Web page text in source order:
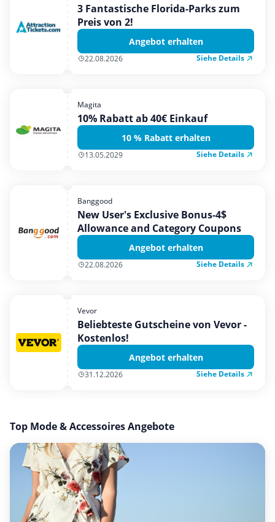
3 Fantastische Florida-Parks zum
Preis von 2!
Angebot erhalten
22.08.2026 Siehe Details
Magita
10% Rabatt ab 40€ Einkauf
10 % Rabatt erhalten
13.05.2029 Siehe Details
Banggood
New User's Exclusive Bonus-4$
Allowance and Category Coupons
Angebot erhalten
22.08.2026 Siehe Details
Vevor
Beliebteste Gutscheine von Vevor -
Kostenlos!
Angebot erhalten
31.12.2026 Siehe Details
Top Mode & Accessoires Angebote